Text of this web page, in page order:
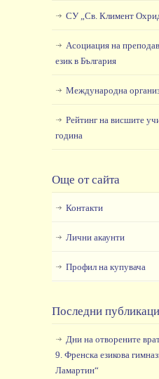
СУ „Св. Климент
Асоциация на
език в България
Международна
Рейтинг на висшите
година
Още от сайта
Контакти
Лични акаунти
Профил на купувача
Последни
Дни на отворените
9. Френска езикова
Ламартин“